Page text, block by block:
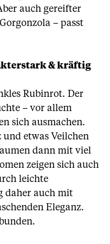
auch gereifter
– passt
& kräftig
Rubinrot. Der
– vor allem
sich ausmachen.
etwas Veilchen
dann mit viel
zeigen sich auch
leichte
daher auch mit
Eleganz.